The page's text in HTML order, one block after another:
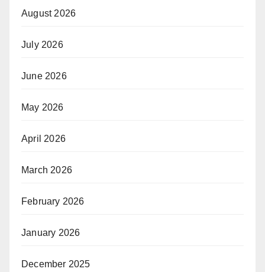
August 2026
July 2026
June 2026
May 2026
April 2026
March 2026
February 2026
January 2026
December 2025